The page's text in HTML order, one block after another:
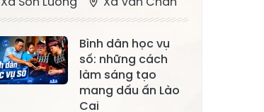
Bằng La
Xã Chấn Thịnh
Xã Nghĩa Tâm
Xã Phong Dụ
Hạ
Bình dân học vụ
số: những cách
làm sáng tạo
mang dấu ấn Lào
Cai